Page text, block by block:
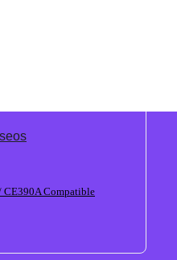
CE390A Compatible